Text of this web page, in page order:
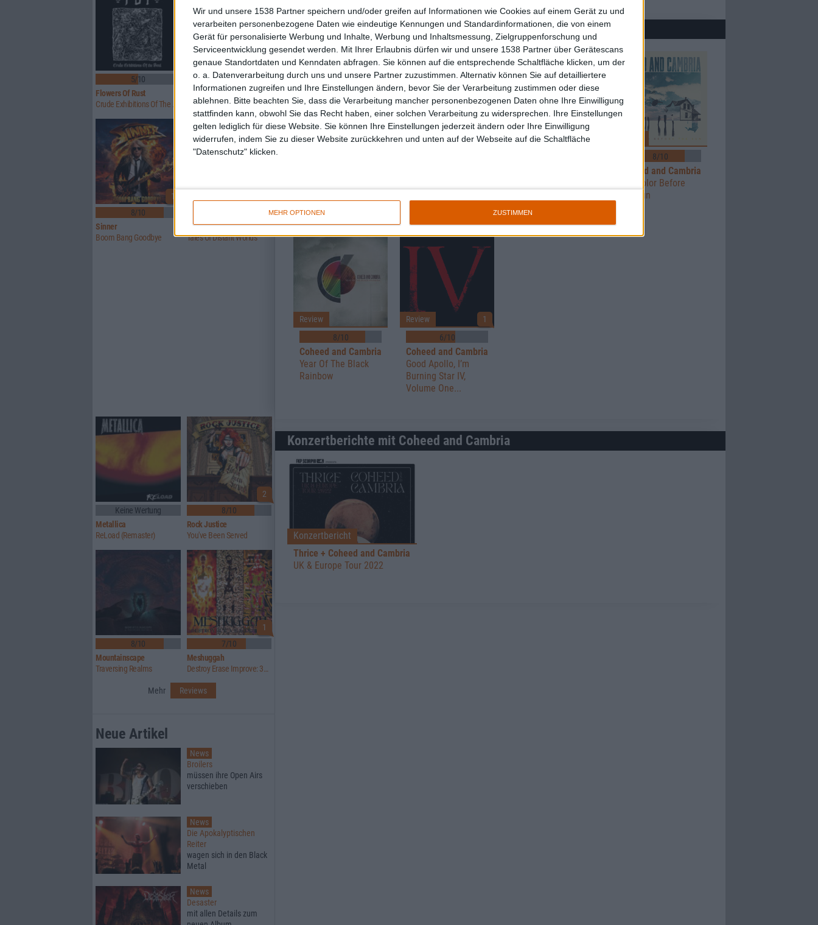
Wir und unsere 1538 Partner speichern und/oder greifen auf Informationen wie Cookies auf einem Gerät zu und
verarbeiten personenbezogene Daten wie eindeutige Kennungen und Standardinformationen, die von einem
Gerät für personalisierte Werbung und Inhalte, Werbung und Inhaltsmessung, Zielgruppenforschung und
Serviceentwicklung gesendet werden.
Mit Ihrer Erlaubnis dürfen wir und unsere 1538 Partner über Gerätescans
genaue Standortdaten und Kenndaten abfragen. Sie können auf die entsprechende Schaltfläche klicken, um der
o. a. Datenverarbeitung durch uns und unsere Partner zuzustimmen. Alternativ können Sie auf detailliertere
Informationen zugreifen und Ihre Einstellungen ändern, bevor Sie der Verarbeitung zustimmen oder diese
ablehnen.
Bitte beachten Sie, dass die Verarbeitung mancher personenbezogenen Daten ohne Ihre Einwilligung
stattfinden kann, obwohl Sie das Recht haben, einer solchen Verarbeitung zu widersprechen. Ihre Einstellungen
gelten lediglich für diese Website. Sie können Ihre Einstellungen jederzeit ändern oder Ihre Einwilligung
widerrufen, indem Sie zu dieser Website zurückkehren und unten auf der Webseite auf die Schaltfläche
"Datenschutz" klicken.
MEHR OPTIONEN ZUSTIMMEN
Alben von Coheed and Cambria
Review Review Review
8/10
Coheed and Cambria
The Color Before
The Sun
8/10
Review
Coheed and Cambria
Year Of The Black
Rainbow
6/10
Review
Coheed and Cambria
1
Good Apollo, I’m
Burning Star IV,
Volume One...
Konzertberichte mit Coheed and Cambria
Konzertbericht
Thrice + Coheed and Cambria
UK & Europe Tour 2022
5/10
Flowers Of Rust
8/10
Xandria
Eclipse
1
8/10
Sinner
Boom Bang Goodbye
Crusade Of Bards
Tales Of Distant Worlds
Keine Wertung
Metallica
ReLoad (Remaster)
2
8/10
Rock Justice
You've Been Served
8/10
Mountainscape
Traversing Realms
1
7/10
Meshuggah
Destroy Erase Improve: 30th Anniversary Edition
Mehr Reviews
Neue Artikel
News
Broilers
müssen ihre Open Airs
verschieben
News
Die Apokalyptischen
Reiter
wagen sich in den Black
Metal
News
Desaster
mit allen Details zum